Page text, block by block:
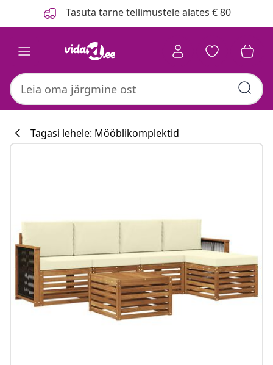
Tasuta tarne tellimustele alates € 80
#sharemevidaxl
Tagasi lehele: Mööblikomplektid